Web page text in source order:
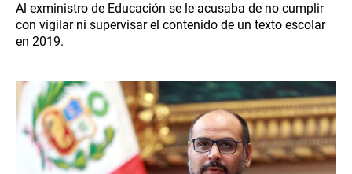
Al exministro de Educación se le acusaba de no cumplir
con vigilar ni supervisar el contenido de un texto escolar
en 2019.